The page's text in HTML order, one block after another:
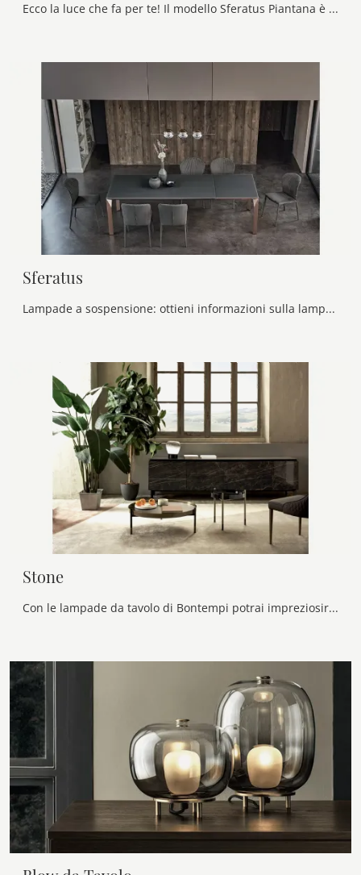
Ecco la luce che fa per te! Il modello Sferatus Piantana è una tra le nostre lampade da terra di Bontempi.
Sferatus
Lampade a sospensione: ottieni informazioni sulla lampada Sferatus in vetro che ti proponiamo.
Stone
Con le lampade da tavolo di Bontempi potrai impreziosire i tuoi interni: clicca e scopri Stone!